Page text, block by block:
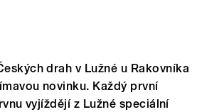
drah v Lužné u Rakovníka
novinku. Každý první
vyjíždějí z Lužné speciální